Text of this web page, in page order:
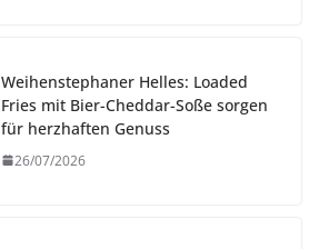
Weihenstephaner Helles: Loaded
Fries mit Bier-Cheddar-Soße sorgen
für herzhaften Genuss
26/07/2026